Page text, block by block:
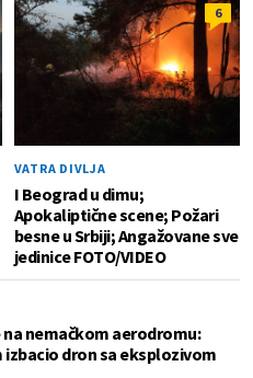
6
VATRA DIVLJA
I Beograd u dimu;
Apokaliptične scene; Požari
besne u Srbiji; Angažovane sve
jedinice FOTO/VIDEO
nemačkom aerodromu:
izbacio dron sa eksplozivom